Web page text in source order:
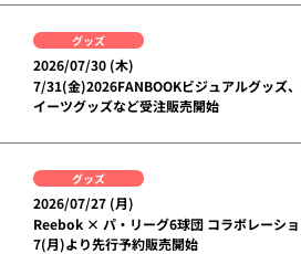
グッズ
2026/07/30 (木)
7/31(金)2026FANBOOKビジュアルグッズ
イーツグッズなど受注販売開始
グッズ
2026/07/27 (月)
Reebok × パ・リーグ6球団 コラボレーシ
7(月)より先行予約販売開始